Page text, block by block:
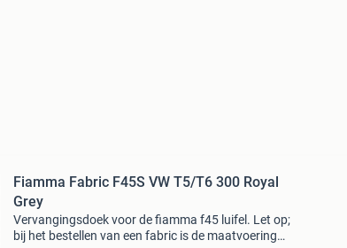
Fiamma Fabric F45S VW T5/T6 300 Royal
Grey
Vervangingsdoek voor de fiamma f45 luifel. Let op;
bij het bestellen van een fabric is de maatvoering